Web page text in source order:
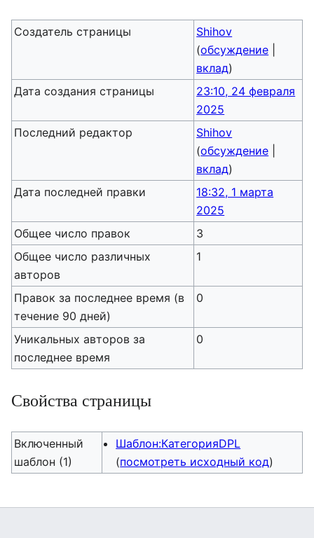
Создатель страницы
Shihov
(обсуждение
вклад)
Дата создания страницы
23:10, 24 февраля
2025
Последний редактор
Shihov
(обсуждение
вклад)
Дата последней правки
18:32, 1 марта
2025
Общее число правок
3
Общее число различных
авторов
1
Правок за последнее время (в
течение 90 дней)
0
Уникальных авторов за
последнее время
0
Свойства страницы
Включенный
шаблон (1)
Шаблон:КатегорияDPL
(посмотреть исходный код)